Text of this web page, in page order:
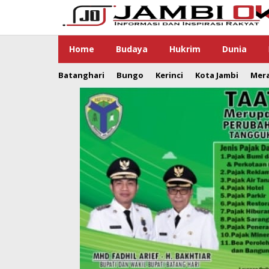
Home Budaya Hukrim Dunia
Batanghari Bungo Kerinci Kota Jambi